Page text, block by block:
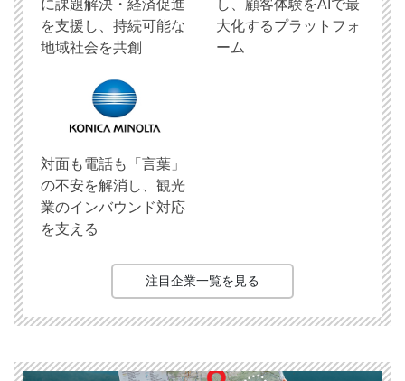
に課題解決・経済促進
を支援し、持続可能な
地域社会を共創
し、顧客体験をAIで最
大化するプラットフォ
ーム
対面も電話も「言葉」
の不安を解消し、観光
業のインバウンド対応
を支える
注目企業一覧を見る